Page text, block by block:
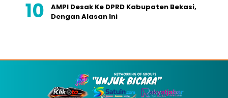
AMPI Desak Ke DPRD Kabupaten Bekasi,
Dengan Alasan Ini